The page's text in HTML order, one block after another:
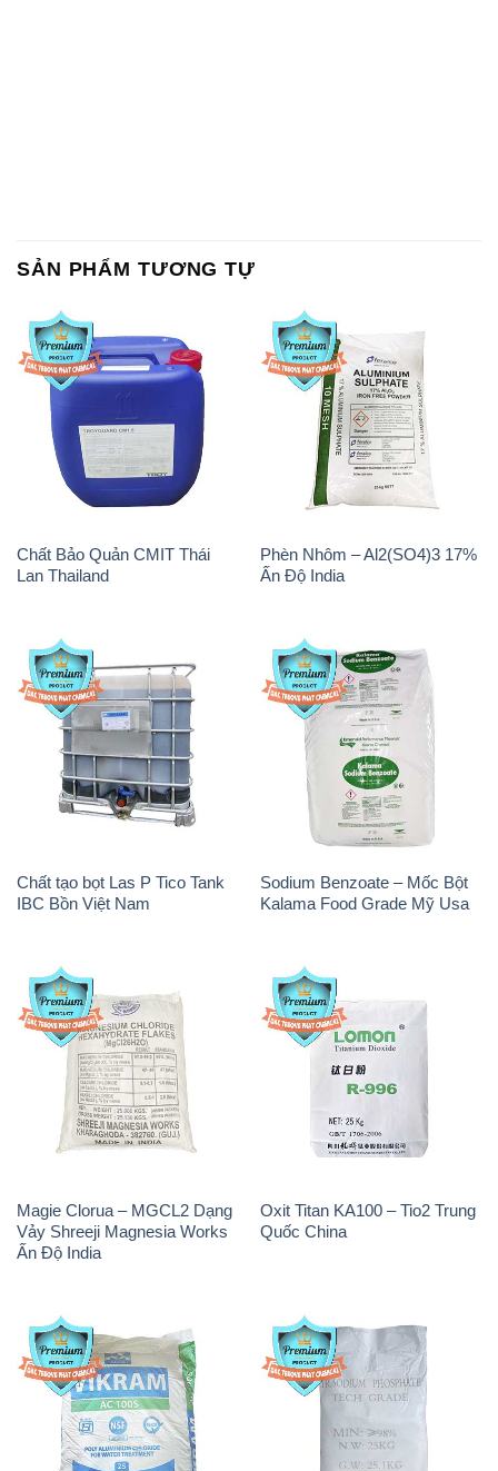
SẢN PHẨM TƯƠNG TỰ
Chất Bảo Quản CMIT Thái
Lan Thailand
Phèn Nhôm – Al2(SO4)3 17%
Ấn Độ India
Chất tạo bọt Las P Tico Tank
IBC Bồn Việt Nam
Sodium Benzoate – Mốc Bột
Kalama Food Grade Mỹ Usa
Magie Clorua – MGCL2 Dạng
Vảy Shreeji Magnesia Works
Ấn Độ India
Oxit Titan KA100 – Tio2 Trung
Quốc China